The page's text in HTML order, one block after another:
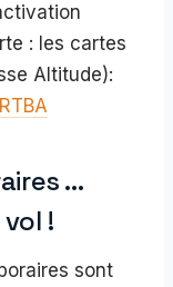
: les cartes
Altitude):
…
!
sont